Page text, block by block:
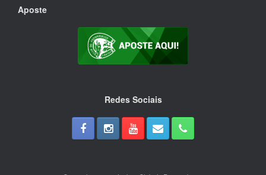
Aposte
Redes Sociais